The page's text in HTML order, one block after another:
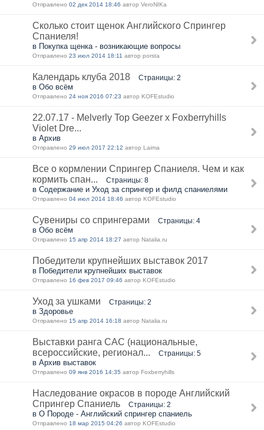
Отправлено 02 дек 2014 18:46 автор VeroNIKa
Сколько стоит щенок Английского Спрингер
Спаниеля!
в Покупка щенка - возникающие вопросы
Отправлено 23 июл 2014 18:11 автор porsta
Календарь клуба 2018 Страницы: 2
в Обо всём
Отправлено 24 ноя 2016 07:23 автор KOFEstudio
22.07.17 - Melverly Top Geezer x Foxberryhills
Violet Dre...
в Архив
Отправлено 29 июл 2017 22:12 автор Laima
Все о кормлении Спрингер Спаниеля. Чем и как
кормить спан...
Страницы: 8
в Содержание и Уход за спрингер и филд спаниелями
Отправлено 04 июл 2014 18:46 автор KOFEstudio
Сувениры со спрингерами Страницы: 4
в Обо всём
Отправлено 15 апр 2014 18:27 автор Natalia.ru
Победители крупнейших выставок 2017
в Победители крупнейших выставок
Отправлено 16 фев 2017 09:46 автор KOFEstudio
Уход за ушками Страницы: 2
в Здоровье
Отправлено 15 апр 2014 16:18 автор Natalia.ru
Выставки ранга САС (национальные,
всероссийские, регионал...
Страницы: 5
в Архив выставок
Отправлено 09 янв 2016 14:35 автор Foxberryhills
Наследование окрасов в породе Английский
Спрингер Спаниель
Страницы: 2
в О Породе - Английский спрингер спаниель
Отправлено 18 мар 2015 04:26 автор KOFEstudio